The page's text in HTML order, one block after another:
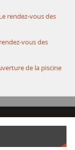
rendez-vous des
vous des
de la piscine